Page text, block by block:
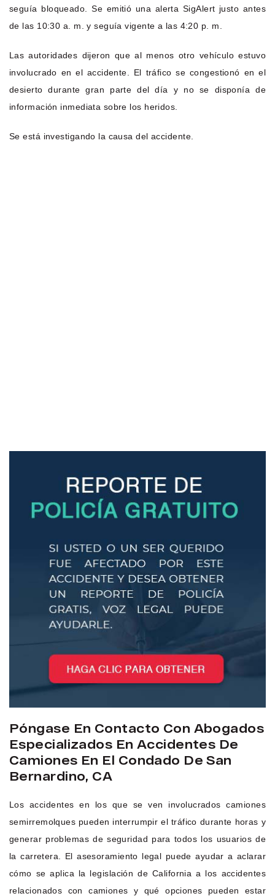
seguía bloqueado. Se emitió una alerta SigAlert justo antes
de las 10:30 a. m. y seguía vigente a las 4:20 p. m.
Las autoridades dijeron que al menos otro vehículo estuvo
involucrado en el accidente. El tráfico se congestionó en el
desierto durante gran parte del día y no se disponía de
información inmediata sobre los heridos.
Se está investigando la causa del accidente.
Póngase En Contacto Con Abogados
Especializados En Accidentes De
Camiones En El Condado De San
Bernardino, CA
Los accidentes en los que se ven involucrados camiones
semirremolques pueden interrumpir el tráfico durante horas y
generar problemas de seguridad para todos los usuarios de
la carretera. El asesoramiento legal puede ayudar a aclarar
cómo se aplica la legislación de California a los accidentes
relacionados con camiones y qué opciones pueden estar